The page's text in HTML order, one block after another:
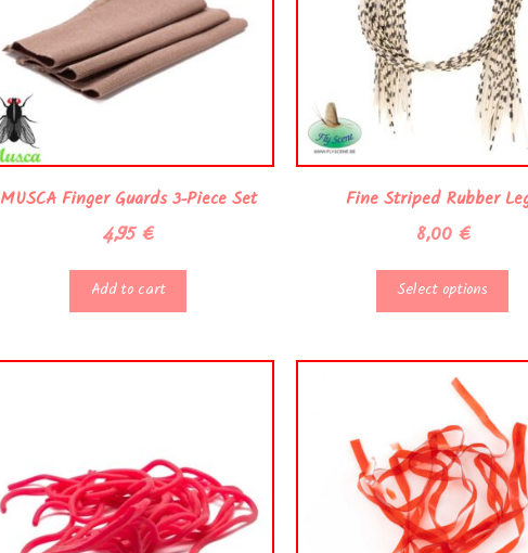
MUSCA Finger Guards 3-Piece Set
4,95€
Add to cart
Fine Striped Rubber
8,00 €
Select options